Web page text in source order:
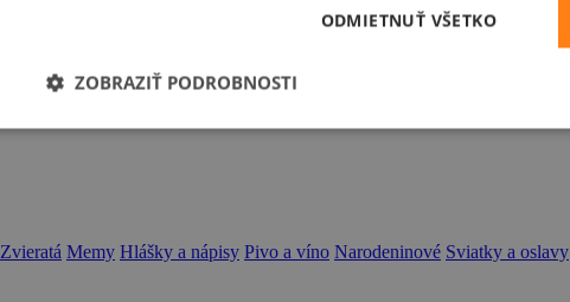
Zvieratá Memy Hlášky a nápisy Pivo a víno Narodeninové Sviatky a oslavy
ODMIETNUŤ VŠETKO
ZOBRAZIŤ PODROBNOSTI